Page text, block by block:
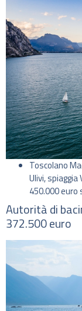
Toscolano
Ulivi,
450.000 euro
Autorità di
372.500 euro